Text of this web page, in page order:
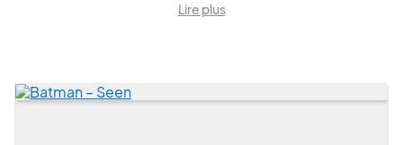
Art Shortlist vous propose de découvrir une sélection de
Lire plus